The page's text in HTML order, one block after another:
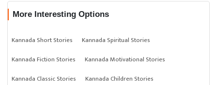
More Interesting Options
Kannada Short Stories
Kannada Spiritual Stories
Kannada Fiction Stories
Kannada Motivational Stories
Kannada Classic Stories
Kannada Children Stories